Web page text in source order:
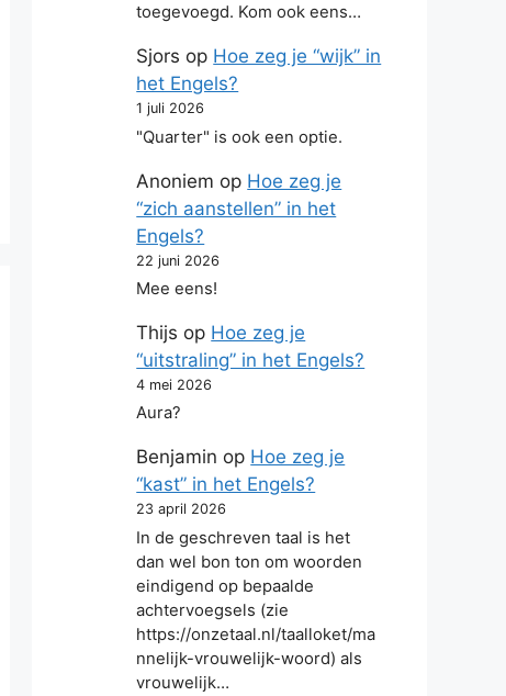
toegevoegd. Kom ook eens…
Sjors op Hoe zeg je “wijk” in
het Engels?
1 juli 2026
"Quarter" is ook een optie.
Anoniem op Hoe zeg je
“zich aanstellen” in het
Engels?
22 juni 2026
Mee eens!
Thijs op Hoe zeg je
“uitstraling” in het Engels?
4 mei 2026
Aura?
Benjamin op Hoe zeg je
“kast” in het Engels?
23 april 2026
In de geschreven taal is het
dan wel bon ton om woorden
eindigend op bepaalde
achtervoegsels (zie
https://onzetaal.nl/taalloket/ma
nnelijk-vrouwelijk-woord) als
vrouwelijk…